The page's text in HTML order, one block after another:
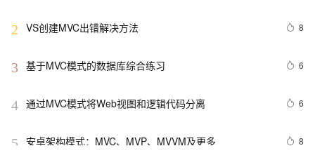
2 VS创建MVC出错解决方法 8
3 基于MVC模式的数据库综合练习 6
4 通过MVC模式将Web视图和逻辑代码分离 6
5 安卓架构模式：MVC、MVP、MVVM及更多 8